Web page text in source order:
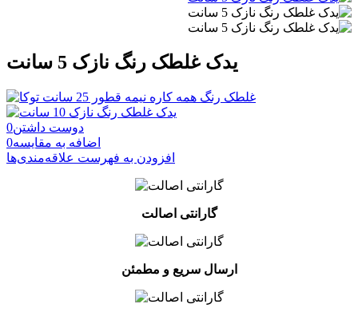
یدک غلطک رنگ نازک 5 سانت
دوست داشتن0
اضافه به مقایسه0
افزودن به فهرست علاقه‌مندی‌ها
گارانتی اصالت
ارسال سریع و مطمئن